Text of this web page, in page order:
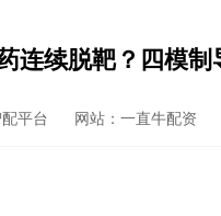
连续脱靶？四模
平台 网站：一直牛配资